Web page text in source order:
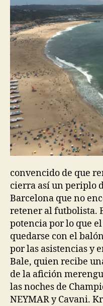
convencido de que
cierra así un periplo
Barcelona que no
retener al futbolista.
potencia por lo que
quedarse con el
por las asistencias y
Bale, quien recibe
de la afición
las noches de
NEYMAR y Cavani.